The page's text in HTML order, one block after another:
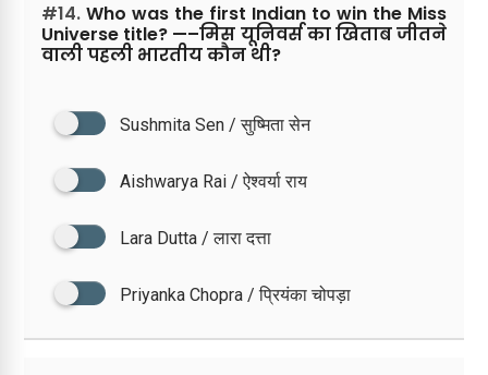
#14. Who was the first Indian to win the Miss
Universe title? —–मिस यूनिवर्स का खिताब जीतने
वाली पहली भारतीय कौन थी?
Sushmita Sen / सुष्मिता सेन
Aishwarya Rai / ऐश्वर्या राय
Lara Dutta / लारा दत्ता
Priyanka Chopra / प्रियंका चोपड़ा